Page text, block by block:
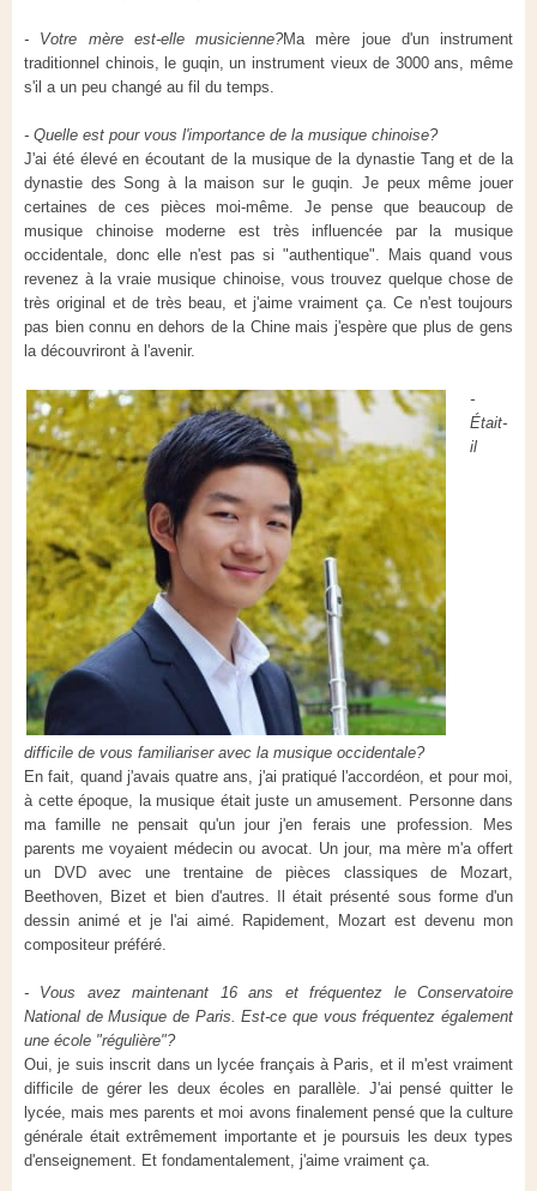
- Votre mère est-elle musicienne?Ma mère joue d'un instrument
traditionnel chinois, le guqin, un instrument vieux de 3000 ans, même
s'il a un peu changé au fil du temps.
- Quelle est pour vous l'importance de la musique chinoise?
J'ai été élevé en écoutant de la musique de la dynastie Tang et de la
dynastie des Song à la maison sur le guqin. Je peux même jouer
certaines de ces pièces moi-même. Je pense que beaucoup de
musique chinoise moderne est très influencée par la musique
occidentale, donc elle n'est pas si "authentique". Mais quand vous
revenez à la vraie musique chinoise, vous trouvez quelque chose de
très original et de très beau, et j'aime vraiment ça. Ce n'est toujours
pas bien connu en dehors de la Chine mais j'espère que plus de gens
la découvriront à l'avenir.
-
Était-
il
difficile de vous familiariser avec la musique occidentale?
En fait, quand j'avais quatre ans, j'ai pratiqué l'accordéon, et pour moi,
à cette époque, la musique était juste un amusement. Personne dans
ma famille ne pensait qu'un jour j'en ferais une profession. Mes
parents me voyaient médecin ou avocat. Un jour, ma mère m'a offert
un DVD avec une trentaine de pièces classiques de Mozart,
Beethoven, Bizet et bien d'autres. Il était présenté sous forme d'un
dessin animé et je l'ai aimé. Rapidement, Mozart est devenu mon
compositeur préféré.
- Vous avez maintenant 16 ans et fréquentez le Conservatoire
National de Musique de Paris. Est-ce que vous fréquentez également
une école "régulière"?
Oui, je suis inscrit dans un lycée français à Paris, et il m'est vraiment
difficile de gérer les deux écoles en parallèle. J'ai pensé quitter le
lycée, mais mes parents et moi avons finalement pensé que la culture
générale était extrêmement importante et je poursuis les deux types
d'enseignement. Et fondamentalement, j'aime vraiment ça.